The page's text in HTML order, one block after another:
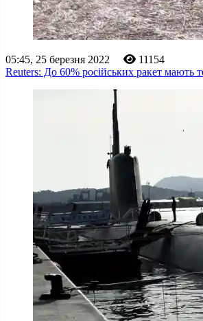
05:45, 25 березня 2022
11154
Reuters: До 60% російських ракет мають